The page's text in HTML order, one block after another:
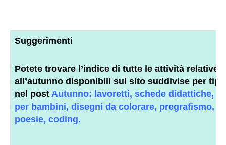
Suggerimenti
Potete trovare l’indice di tutte le attività relative
all’autunno disponibili sul sito suddivise per
nel post Autunno: lavoretti, schede didattiche,
per bambini, disegni da colorare, pregrafismo,
poesie, coding.